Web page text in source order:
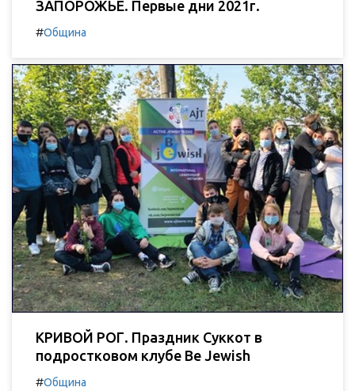
ЗАПОРОЖЬЕ. Первые дни 2021г.
#Община
КРИВОЙ РОГ. Праздник Суккот в
подростковом клубе Be Jewish
#Община